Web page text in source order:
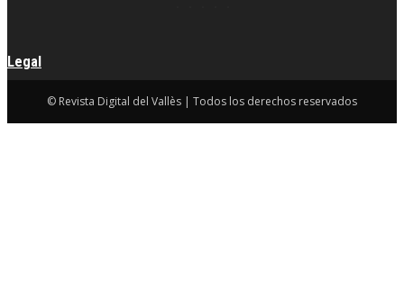
Legal
© Revista Digital del Vallès | Todos los derechos reservados